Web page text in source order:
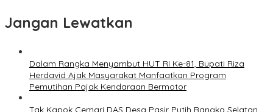
Jangan Lewatkan
Dalam Rangka Menyambut HUT RI Ke-81, Bupati Riza
Herdavid Ajak Masyarakat Manfaatkan Program
Pemutihan Pajak Kendaraan Bermotor
Tak Kapok Cemari DAS Desa Pasir Putih Bangka Selatan,